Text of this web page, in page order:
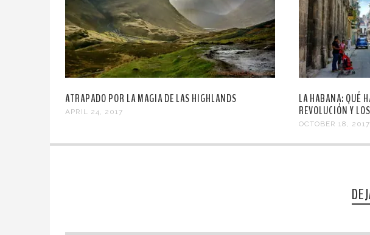
ATRAPADO POR LA MAGIA DE LAS HIGHLANDS
APRIL 24, 2017
LA HABANA: QUÉ
REVOLUCIÓN Y
OCTOBER 18, 2017